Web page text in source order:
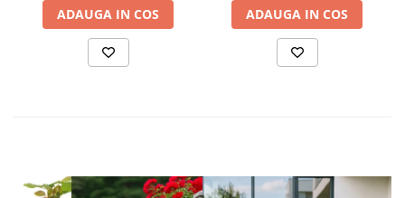
ADAUGA IN COS ADAUGA IN COS